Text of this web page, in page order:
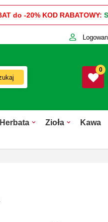
do -20% KOD RABATOWY:
0
Herbata Zioła Kawa